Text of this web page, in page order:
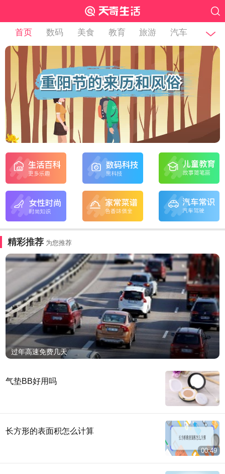
首页 数码 美食 教育 旅游 汽车
精彩推荐 为您推荐
过年高速免费几天
气垫BB好用吗
长方形的表面积怎么计算
00:49